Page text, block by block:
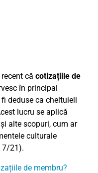
că cotizațiile de
în principal
deduse ca cheltuieli
lucru se aplică
alte scopuri, cum ar
culturale
7/21).
de membru?